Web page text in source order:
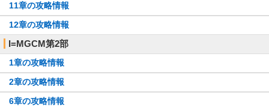
11章の攻略情報
12章の攻略情報
I=MGCM第2部
1章の攻略情報
2章の攻略情報
6章の攻略情報